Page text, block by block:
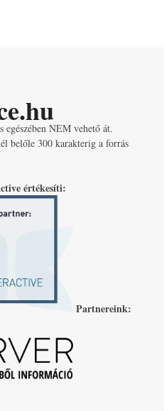
NEM vehető át.
belőle 300 karakterig a forrás
értékesíti:
Partnereink: